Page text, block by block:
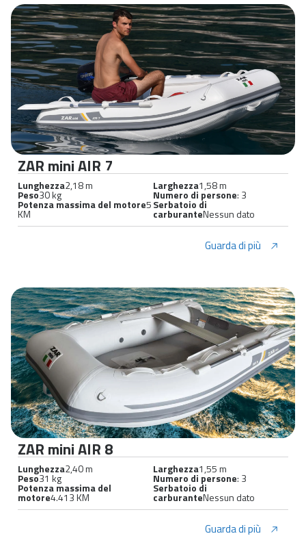
ZAR mini AIR 7
Lunghezza2,18 m Larghezza1,58 m
Peso30 kg Numero di persone: 3
Potenza massima del motore5
KM
Serbatoio di
carburanteNessun dato
Guarda di più
ZAR mini AIR 8
Lunghezza2,40 m Larghezza1,55 m
Peso31 kg Numero di persone: 3
Potenza massima del
motore4.413 KM
Serbatoio di
carburanteNessun dato
Guarda di più